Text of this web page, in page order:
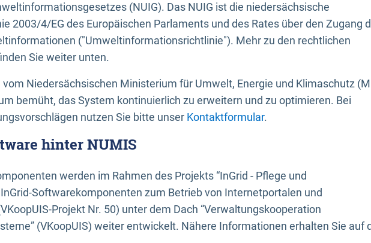
(NUIG). Das NUIG ist die niedersächsische
2003/4/EG des Europäischen Parlaments und des Rates über den Zugang
("Umweltinformationsrichtlinie"). Mehr zu den rechtlichen
Sie weiter unten.
vom Niedersächsischen Ministerium für Umwelt, Energie und Klimaschutz
bemüht, das System kontinuierlich zu erweitern und zu optimieren. Bei
nutzen Sie bitte unser Kontaktformular.
hinter NUMIS
werden im Rahmen des Projekts “InGrid - Pflege und
Softwarekomponenten zum Betrieb von Internetportalen und
Projekt Nr. 50) unter dem Dach “Verwaltungskooperation
(VKoopUIS) weiter entwickelt. Nähere Informationen erhalten Sie auf